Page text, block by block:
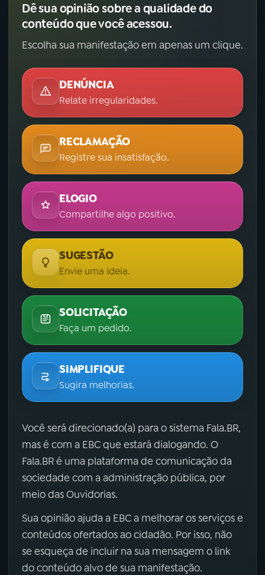
Dê sua opinião sobre a qualidade do
conteúdo que você acessou.
Escolha sua manifestação em apenas um clique.
DENÚNCIA
Relate irregularidades.
RECLAMAÇÃO
Registre sua insatisfação.
ELOGIO
Compartilhe algo positivo.
SUGESTÃO
Envie uma ideia.
SOLICITAÇÃO
Faça um pedido.
SIMPLIFIQUE
Sugira melhorias.
Você será direcionado(a) para o sistema Fala.BR,
mas é com a EBC que estará dialogando. O
Fala.BR é uma plataforma de comunicação da
sociedade com a administração pública, por
meio das Ouvidorias.
Sua opinião ajuda a EBC a melhorar os serviços e
conteúdos ofertados ao cidadão. Por isso, não
se esqueça de incluir na sua mensagem o link
do conteúdo alvo de sua manifestação.